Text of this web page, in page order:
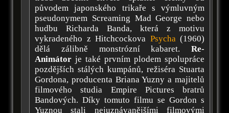
původem japonského trikaře s výmluvným
pseudonymem Screaming Mad George nebo
hudbu Richarda Banda, která z motivu
vykradeného z Hitchcockova Psycha (1960)
dělá zálibně monstrózní kabaret.Re-
Animátor je také prvním plodem spolupráce
pozdějších stálých kumpánů, režiséra Stuarta
Gordona, producenta Briana Yuzny a majitelů
filmového studia Empire Pictures bratrů
Bandových. Díky tomuto filmu se Gordon s
Yuznou stali nejuznávanějšími filmovými